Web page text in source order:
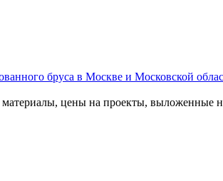
материалы, цены на проекты, выложенные